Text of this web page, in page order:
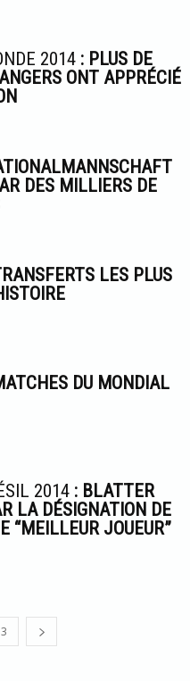
2014 : PLUS DE
ONT APPRÉCIÉ
DES MILLIERS DE
LES PLUS
DU MONDIAL
2014 : BLATTER
LA DÉSIGNATION DE
“MEILLEUR JOUEUR”
3